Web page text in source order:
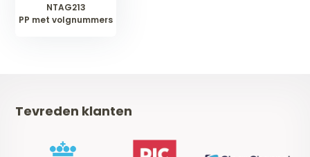
NTAG213
PP met volgnummers
Tevreden klanten